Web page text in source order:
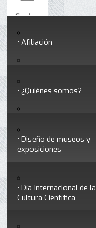
Socios
Afiliación
Testimonios
Socios vigentes
Somedicyt
¿Quiénes somos?
Consejo Directivo
profesionales
Servicios
Diseño de museos y
exposiciones
formar divulgadores
Día Internacional de la
Cultura Científica